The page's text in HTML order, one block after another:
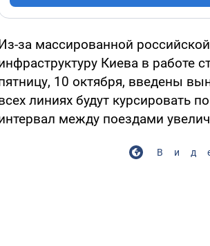
за массированной российской
Киева в работе
10 октября, введены
линиях будут курсировать
между поездами